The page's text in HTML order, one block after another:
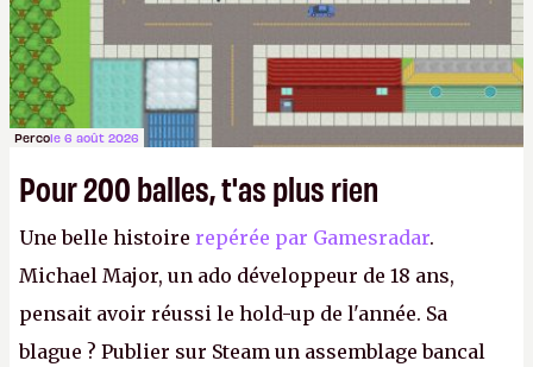
Percole 6 août 2026
Pour 200 balles, t'as plus rien
Une belle histoire repérée par Gamesradar.
Michael Major, un ado développeur de 18 ans,
pensait avoir réussi le hold-up de l'année. Sa
blague ? Publier sur Steam un assemblage bancal